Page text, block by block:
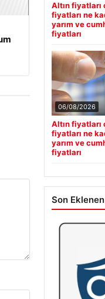
Altın fiyatları
fiyatları ne
yarım ve
fiyatları
06/08/2026
Altın fiyatları
fiyatları ne
yarım ve
fiyatları
Son